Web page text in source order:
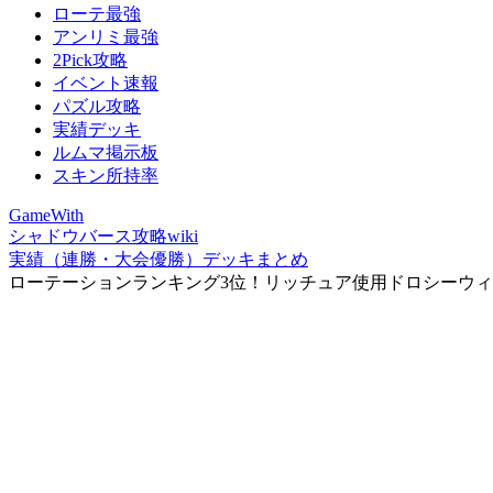
ローテ最強
アンリミ最強
2Pick攻略
イベント速報
パズル攻略
実績デッキ
ルムマ掲示板
スキン所持率
GameWith
シャドウバース攻略wiki
実績（連勝・大会優勝）デッキまとめ
ローテーションランキング3位！リッチュア使用ドロシーウ